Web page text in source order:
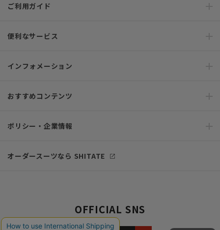
ご利用ガイド
便利なサービス
インフォメーション
おすすめコンテンツ
ポリシー・企業情報
オーダースーツなら SHITATE
OFFICIAL SNS